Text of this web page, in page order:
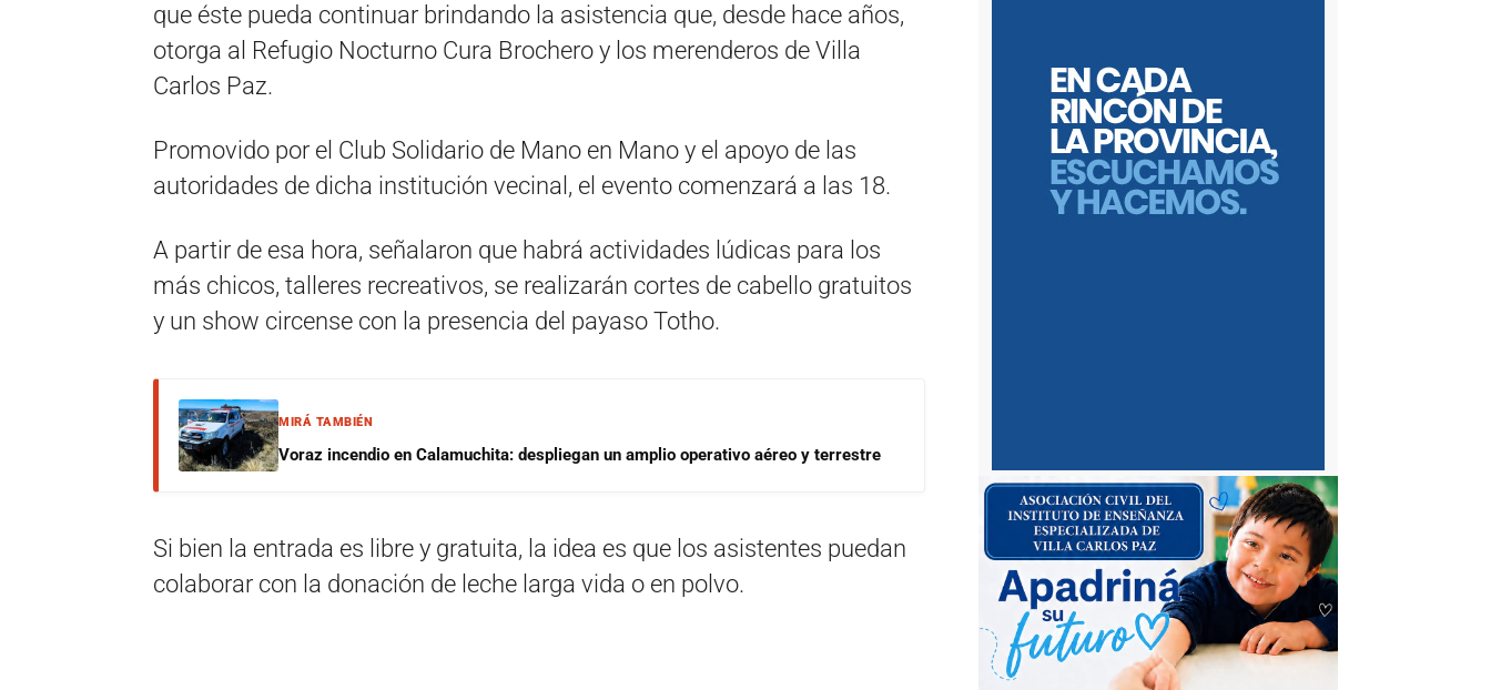
que éste pueda continuar brindando la asistencia que, desde hace años,
otorga al Refugio Nocturno Cura Brochero y los merenderos de Villa
Carlos Paz.
Promovido por el Club Solidario de Mano en Mano y el apoyo de las
autoridades de dicha institución vecinal, el evento comenzará a las 18.
A partir de esa hora, señalaron que habrá actividades lúdicas para los
más chicos, talleres recreativos, se realizarán cortes de cabello gratuitos
y un show circense con la presencia del payaso Totho.
MIRÁ TAMBIÉN
Voraz incendio en Calamuchita: despliegan un amplio operativo aéreo y terrestre
Si bien la entrada es libre y gratuita, la idea es que los asistentes puedan
colaborar con la donación de leche larga vida o en polvo.